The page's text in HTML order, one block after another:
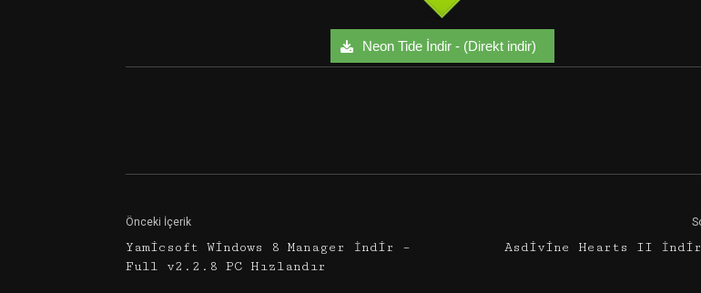
Neon Tide İndir - (Direkt indir)
Önceki İçerik
Yamicsoft Windows 8 Manager İndir –
Full v2.2.8 PC Hızlandır
Asdivine Hearts II